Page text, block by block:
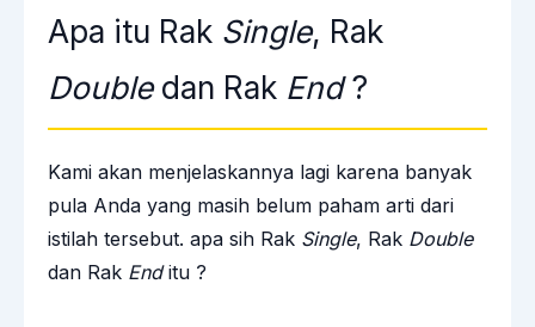
Apa itu Rak Single, Rak
Doubledan Rak End?
Kami akan menjelaskannya lagi karena banyak
pula Anda yang masih belum paham arti dari
istilah tersebut. apa sih Rak Single, Rak Double
dan Rak Enditu ?